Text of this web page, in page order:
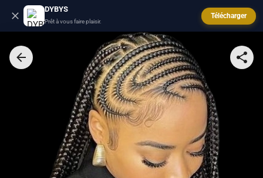
DYBYS
Prêt à vous faire plaisir.
Télécharger